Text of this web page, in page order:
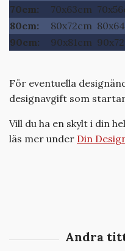
70cm:
70x63cm
80cm:
80x72cm
90cm:
90x81cm
För eventuella
designavgift som
Vill du ha en skylt i din
läs mer under Din